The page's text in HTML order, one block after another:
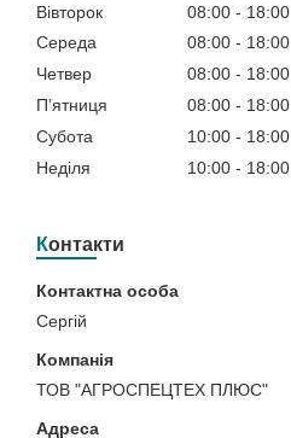
Вівторок
08:00
18:00
Середа
08:00
18:00
Четвер
08:00
18:00
Пʼятниця
08:00
18:00
Субота
10:00
18:00
Неділя
10:00 18:00
Контакти
Сергій
ТОВ "АГРОСПЕЦТЕХ ПЛЮС"